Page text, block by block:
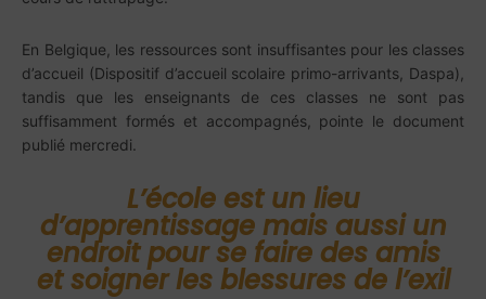
En Belgique, les ressources sont insuffisantes pour les classes
d’accueil (Dispositif d’accueil scolaire primo-arrivants, Daspa),
tandis que les enseignants de ces classes ne sont pas
suffisamment formés et accompagnés, pointe le document
publié mercredi.
L’école est un lieu
d’apprentissage mais aussi un
endroit pour se faire des amis
et soigner les blessures de l’exil